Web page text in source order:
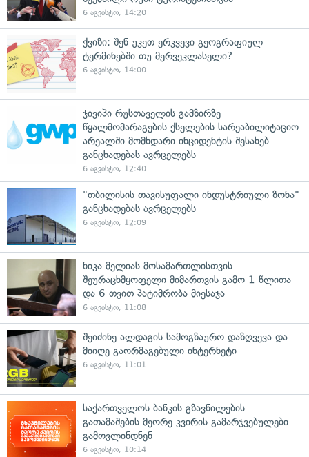
6 აგვისტო, 14:20
ქვიზი: შენ უკეთ ერკვევი გეოგრაფიულ
ტერმინებში თუ მერვეკლასელი?
6 აგვისტო, 14:00
ჯივიპი რუსთაველის გამზირზე
წყალმომარაგების ქსელების სარეაბილიტაციო
არეალში მომხდარი ინციდენტის შესახებ
განცხადებას ავრცელებს
6 აგვისტო, 12:40
"თბილისის თავისუფალი ინდუსტრიული ზონა"
განცხადებას ავრცელებს
6 აგვისტო, 12:09
ნიკა მელიას მოსამართლისთვის
შეურაცხმყოფელი მიმართვის გამო 1 წლითა
და 6 თვით პატიმრობა მიესაჯა
6 აგვისტო, 11:08
შეიძინე ალდაგის სამოგზაურო დაზღვევა და
მიიღე გაორმაგებული ინტერნეტი
6 აგვისტო, 11:01
საქართველოს ბანკის გზავნილების
გათამაშების მეორე კვირის გამარჯვებულები
გამოვლინდნენ
6 აგვისტო, 10:14